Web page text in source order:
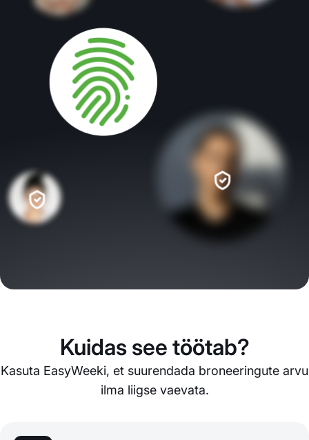
Kuidas see töötab?
Kasuta EasyWeeki, et suurendada broneeringute arvu
ilma liigse vaevata.